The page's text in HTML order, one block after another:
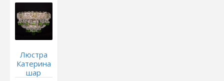
Люстра
Катерина
шар